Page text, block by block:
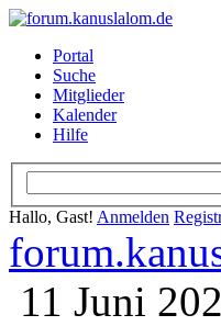
Portal
Suche
Mitglieder
Kalender
Hilfe
Hallo, Gast! Anmelden
11 Juni